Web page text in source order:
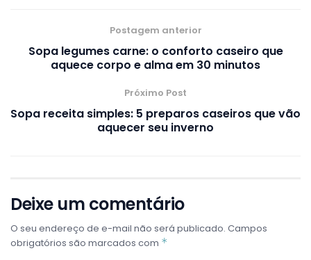
Postagem anterior
Sopa legumes carne: o conforto caseiro que
aquece corpo e alma em 30 minutos
Próximo Post
Sopa receita simples: 5 preparos caseiros que vão
aquecer seu inverno
Deixe um comentário
O seu endereço de e-mail não será publicado. Campos
obrigatórios são marcados com *